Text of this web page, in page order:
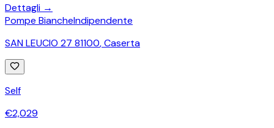
Dettagli →
Pompe BiancheIndipendente
SAN LEUCIO 27 81100,Caserta
Self
€2,029